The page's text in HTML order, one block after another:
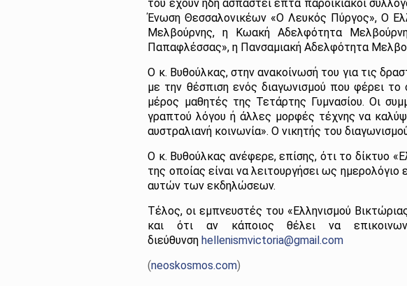
του έχουν ήδη ασπαστεί επτά παροικιακοί
Ένωση Θεσσαλονικέων «Ο Λευκός Πύργος», Ο
Μελβούρνης, η Κωακή Αδελφότητα
Παπαφλέσσας», η Πανσαμιακή Αδελφότητα
Ο κ. Βυθούλκας, στην ανακοίνωσή του για τις
με την θέσπιση ενός διαγωνισμού που φέρει
μέρος μαθητές της Τετάρτης Γυμνασίου. Οι
γραπτού λόγου ή άλλες μορφές τέχνης να
αυστραλιανή κοινωνία». Ο νικητής του
Ο κ. Βυθούλκας ανέφερε, επίσης, ότι το δίκτυο
της οποίας είναι να λειτουργήσει ως
αυτών των εκδηλώσεων.
Τέλος, οι εμπνευστές του «Ελληνισμού
και ότι αν κάποιος θέλει να
διεύθυνση hellenismvictoria@gmail.com
(neoskosmos.com)